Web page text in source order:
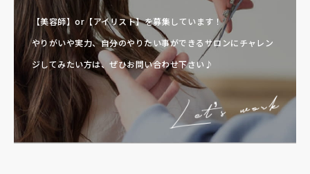
【美容師】or【アイリスト】を募集しています！
やりがいや実力、自分のやりたい事ができるサロンにチャレン
ジしてみたい方は、ぜひお問い合わせ下さい♪